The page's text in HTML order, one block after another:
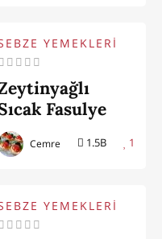
YEMEKLERİ
Fasulye
1.5B 1
Cemre
YEMEKLERİ